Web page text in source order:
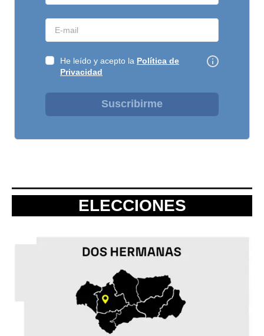
He leído y acepto la Política de
Privacidad
Suscribirme
ELECCIONES